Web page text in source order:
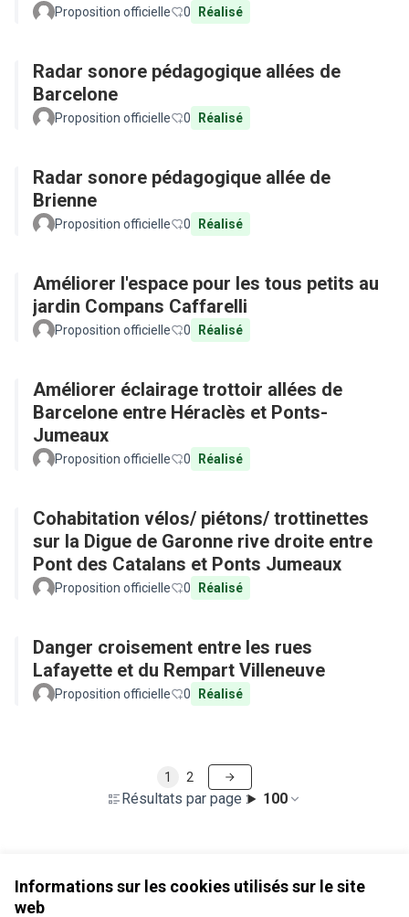
Informations sur les cookies utilisés sur le site
web
Proposition officielle 0 Réalisé
Radar sonore pédagogique allées de
Barcelone
Proposition officielle 0 Réalisé
Radar sonore pédagogique allée de
Brienne
Proposition officielle 0 Réalisé
Améliorer l'espace pour les tous petits au
jardin Compans Caffarelli
Proposition officielle 0 Réalisé
Améliorer éclairage trottoir allées de
Barcelone entre Héraclès et Ponts-
Jumeaux
Proposition officielle 0 Réalisé
Cohabitation vélos/ piétons/ trottinettes
sur la Digue de Garonne rive droite entre
Pont des Catalans et Ponts Jumeaux
Proposition officielle 0 Réalisé
Danger croisement entre les rues
Lafayette et du Rempart Villeneuve
Proposition officielle 0 Réalisé
Résultats par page : 100
1 2